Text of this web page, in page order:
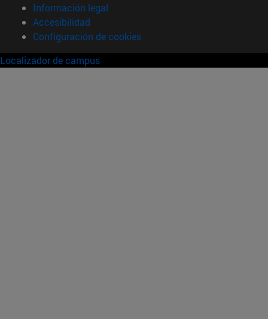
Información legal
Accesibilidad
Configuración de cookies
Localizador de campus